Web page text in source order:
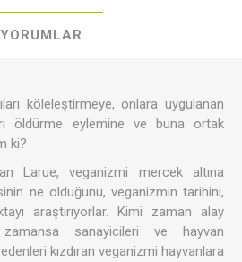
YORUMLAR
köleleştirmeye, onlara uygulanan
öldürme eylemine ve buna ortak
ki?
Larue, veganizmi mercek altına
ne olduğunu, veganizmin tarihini,
araştırıyorlar. Kimi zaman alay
sanayicileri ve hayvan
kızdıran veganizmi hayvanlara